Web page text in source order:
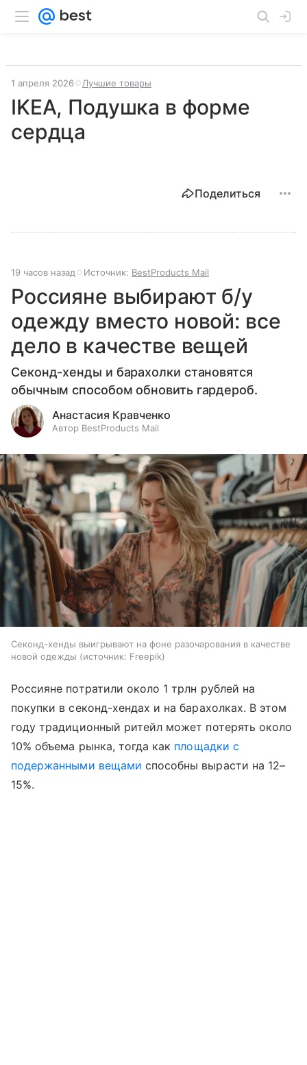
1 апреля 2026 Лучшие товары
IKEA, Подушка в форме
сердца
Поделиться
19 часов назад Источник: BestProducts Mail
Россияне выбирают б/у
одежду вместо новой: все
дело в качестве вещей
Секонд-хенды и барахолки становятся
обычным способом обновить гардероб.
Анастасия Кравченко
Автор BestProducts Mail
Секонд-хенды выигрывают на фоне разочарования в качестве
новой одежды
источник: Freepik
Россияне потратили около 1 трлн рублей на
покупки в секонд-хендах и на барахолках. В этом
году традиционный ритейл может потерять около
10% объема рынка, тогда как площадки с
подержанными вещами способны вырасти на 12–
15%.